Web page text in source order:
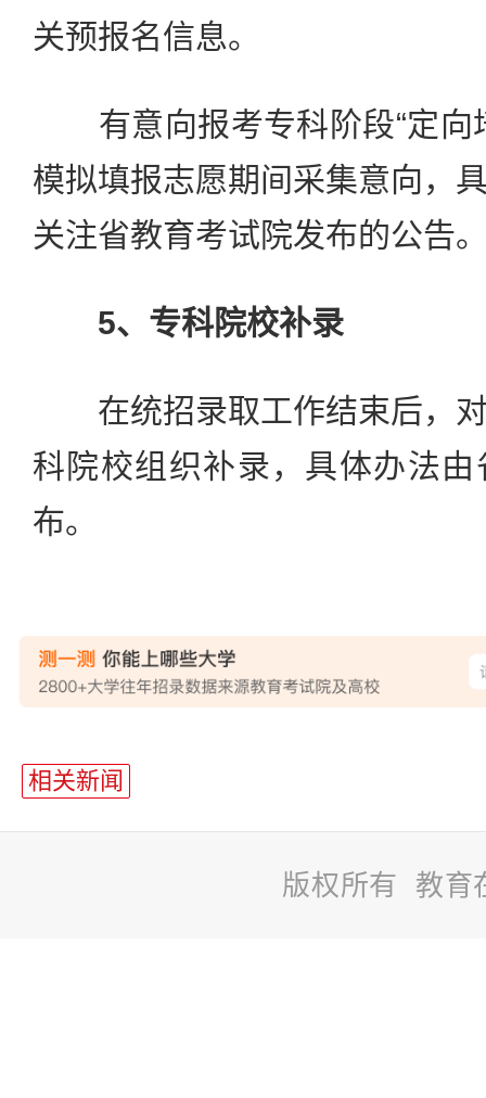
关预报名信息。
有意向报考专科阶段“定向
模拟填报志愿期间采集意向，
关注省教育考试院发布的公告
5、专科院校补录
在统招录取工作结束后，对
科院校组织补录，具体办法
布。
相关新闻
版权所有 教育